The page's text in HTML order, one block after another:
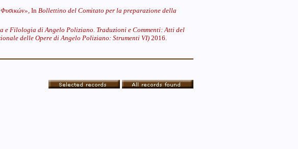
In Bollettino del Comitato per la preparazione della
e Filologia di Angelo Poliziano. Traduzioni e Commenti: Atti del
delle Opere di Angelo Poliziano: Strumenti VI)2016.